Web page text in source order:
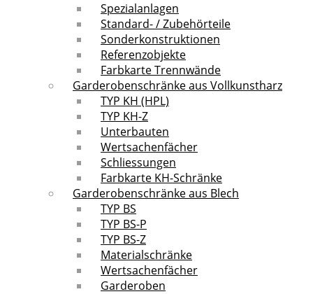
Spezialanlagen
Standard- / Zubehörteile
Sonderkonstruktionen
Referenzobjekte
Farbkarte Trennwände
Garderobenschränke aus Vollkunstharz
TYP KH (HPL)
TYP KH-Z
Unterbauten
Wertsachenfächer
Schliessungen
Farbkarte KH-Schränke
Garderobenschränke aus Blech
TYP BS
TYP BS-P
TYP BS-Z
Materialschränke
Wertsachenfächer
Garderoben